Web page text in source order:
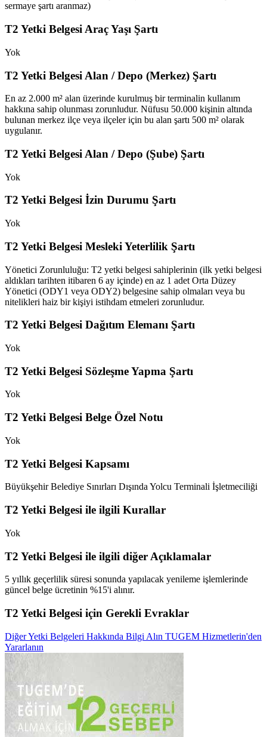
sermaye şartı aranmaz)
T2 Yetki Belgesi Araç Yaşı Şartı
Yok
T2 Yetki Belgesi Alan / Depo (Merkez) Şartı
En az 2.000 m² alan üzerinde kurulmuş bir terminalin kullanım
hakkına sahip olunması zorunludur. Nüfusu 50.000 kişinin altında
bulunan merkez ilçe veya ilçeler için bu alan şartı 500 m² olarak
uygulanır.
T2 Yetki Belgesi Alan / Depo (Şube) Şartı
Yok
T2 Yetki Belgesi İzin Durumu Şartı
Yok
T2 Yetki Belgesi Mesleki Yeterlilik Şartı
Yönetici Zorunluluğu: T2 yetki belgesi sahiplerinin (ilk yetki belgesi
aldıkları tarihten itibaren 6 ay içinde) en az 1 adet Orta Düzey
Yönetici (ODY1 veya ODY2) belgesine sahip olmaları veya bu
nitelikleri haiz bir kişiyi istihdam etmeleri zorunludur.
T2 Yetki Belgesi Dağıtım Elemanı Şartı
Yok
T2 Yetki Belgesi Sözleşme Yapma Şartı
Yok
T2 Yetki Belgesi Belge Özel Notu
Yok
T2 Yetki Belgesi Kapsamı
Büyükşehir Belediye Sınırları Dışında Yolcu Terminali İşletmeciliği
T2 Yetki Belgesi ile ilgili Kurallar
Yok
T2 Yetki Belgesi ile ilgili diğer Açıklamalar
5 yıllık geçerlilik süresi sonunda yapılacak yenileme işlemlerinde
güncel belge ücretinin %15'i alınır.
T2 Yetki Belgesi için Gerekli Evraklar
Diğer Yetki Belgeleri Hakkında Bilgi Alın TUGEM Hizmetlerin'den
Yararlanın